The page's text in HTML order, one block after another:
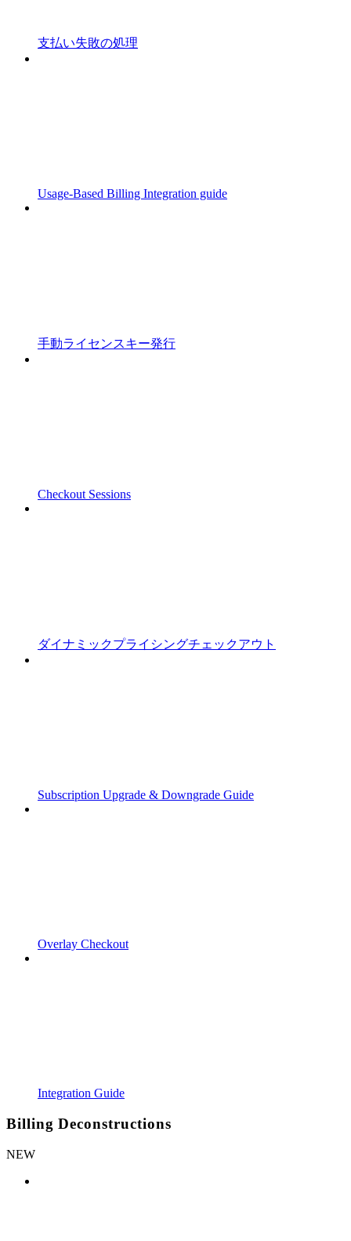
支払い失敗の処理
Usage-Based Billing Integration guide
手動ライセンスキー発行
Checkout Sessions
ダイナミックプライシングチェックアウト
Subscription Upgrade & Downgrade Guide
Overlay Checkout
Integration Guide
Billing Deconstructions
NEW